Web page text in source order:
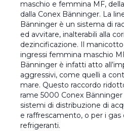
maschio e femmina MF,
dalla Conex Bänninger. La
Bänninger è un sistema di
ed avvitare, inalterabili alla
dezincificazione. Il
ingressi femmina maschio
Bänninger è infatti atto
aggressivi, come quelli a
mare. Questo raccordo
rame 5000 Conex
sistemi di distribuzione di
e raffrescamento, o per i
refrigeranti.